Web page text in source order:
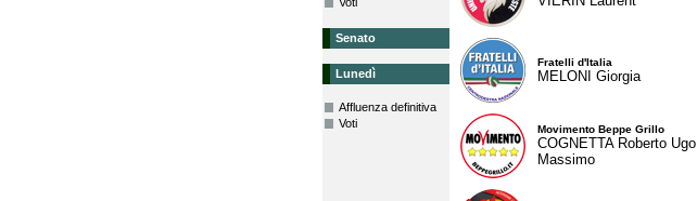
Senato
Lunedì
Affluenza definitiva
Voti
Fratelli d'Italia
MELONI Giorgia
Movimento Beppe Grillo
COGNETTA Roberto Ugo
Massimo